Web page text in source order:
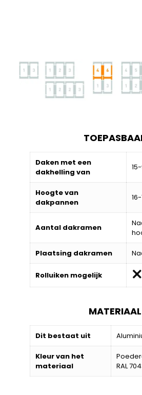
Daken met een
dakhelling van
Hoogte van
dakpannen
Aantal dakramen
Plaatsing dakramen
Rolluiken mogelijk
MATERIAAL
Dit bestaat uit
Kleur van het
materiaal
RAL